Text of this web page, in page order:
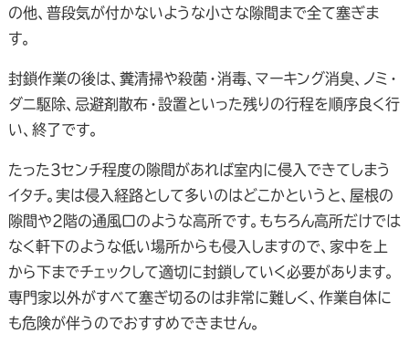
の他、普段気が付かないような小さな隙間まで全て塞ぎま
す。
封鎖作業の後は、糞清掃や殺菌・消毒、マーキング消臭、ノミ・
ダニ駆除、忌避剤散布・設置といった残りの行程を順序良く行
い、終了です。
たった3センチ程度の隙間があれば室内に侵入できてしまう
イタチ。実は侵入経路として多いのはどこかというと、屋根の
隙間や2階の通風口のような高所です。もちろん高所だけでは
なく軒下のような低い場所からも侵入しますので、家中を上
から下までチェックして適切に封鎖していく必要があります。
専門家以外がすべて塞ぎ切るのは非常に難しく、作業自体に
も危険が伴うのでおすすめできません。